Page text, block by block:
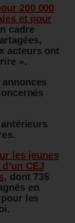
200 000
et pour
cadre
acteurs ont
».
les jeunes
CEJ
, dont 735
en
les